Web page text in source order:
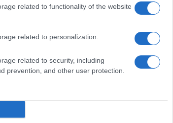
related to functionality of the website
related to personalization.
related to security, including
prevention, and other user protection.
Isis, sunniti), il
tutti i ministri di
in
apre il vertice dei
impauriti, disperati